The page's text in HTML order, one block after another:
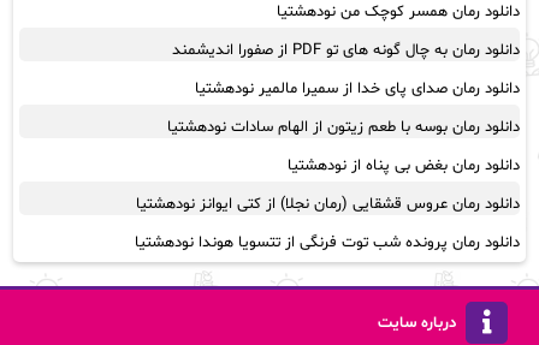
دانلود رمان همسر کوچک من نودهشتیا
دانلود رمان به چال گونه های تو PDF از صفورا اندیشمند
دانلود رمان صدای پای خدا از سمیرا مالمیر نودهشتیا
دانلود رمان بوسه با طعم زیتون از الهام سادات نودهشتیا
دانلود رمان بغض بی پناه از نودهشتیا
دانلود رمان عروس قشقایی (رمان نجلا) از کتی ایوانز نودهشتیا
دانلود رمان پرونده شب توت فرنگی از تتسویا هوندا نودهشتیا
درباره سایت